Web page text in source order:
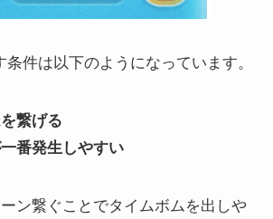
条件は以下のようになっています。
繋げる
番発生しやすい
ン繋ぐことでタイムボムを出しや